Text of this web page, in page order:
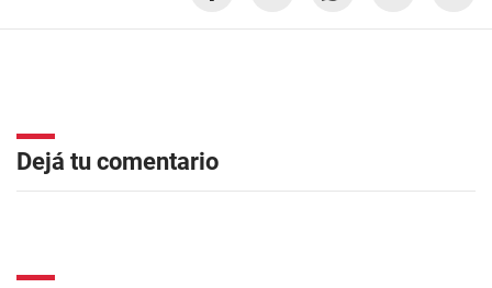
Dejá tu comentario